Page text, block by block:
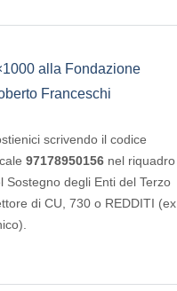
alla Fondazione
Franceschi
scrivendo il codice
97178950156 nel riquadro
Sostegno degli Enti del Terzo
di CU, 730 o REDDITI (ex